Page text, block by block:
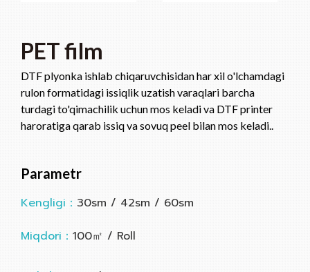
PET film
DTF plyonka ishlab chiqaruvchisidan har xil o'lchamdagi
rulon formatidagi issiqlik uzatish varaqlari barcha
turdagi to'qimachilik uchun mos keladi va DTF printer
haroratiga qarab issiq va sovuq peel bilan mos keladi..
Parametr
Kengligi： 30sm / 42sm / 60sm
Miqdori： 100㎡ / Roll